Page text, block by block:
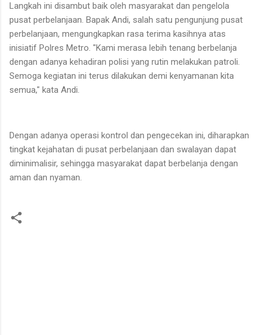
Langkah ini disambut baik oleh masyarakat dan pengelola
pusat perbelanjaan. Bapak Andi, salah satu pengunjung pusat
perbelanjaan, mengungkapkan rasa terima kasihnya atas
inisiatif Polres Metro. "Kami merasa lebih tenang berbelanja
dengan adanya kehadiran polisi yang rutin melakukan patroli.
Semoga kegiatan ini terus dilakukan demi kenyamanan kita
semua," kata Andi.
Dengan adanya operasi kontrol dan pengecekan ini, diharapkan
tingkat kejahatan di pusat perbelanjaan dan swalayan dapat
diminimalisir, sehingga masyarakat dapat berbelanja dengan
aman dan nyaman.